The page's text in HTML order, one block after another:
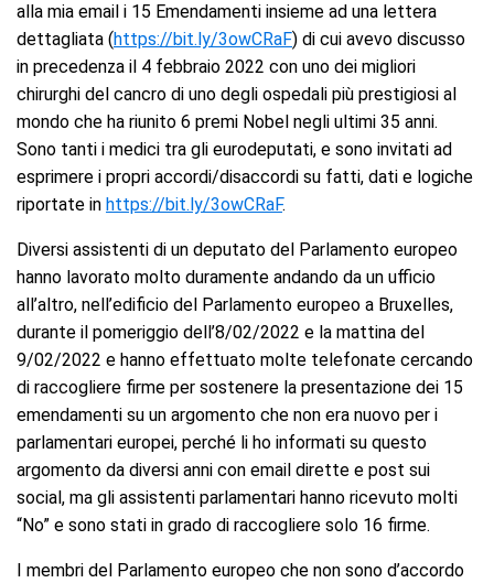
alla mia email i 15 Emendamenti insieme ad una lettera
dettagliata (https://bit.ly/3owCRaF) di cui avevo discusso
in precedenza il 4 febbraio 2022 con uno dei migliori
chirurghi del cancro di uno degli ospedali più prestigiosi al
mondo che ha riunito 6 premi Nobel negli ultimi 35 anni.
Sono tanti i medici tra gli eurodeputati, e sono invitati ad
esprimere i propri accordi/disaccordi su fatti, dati e logiche
riportate in https://bit.ly/3owCRaF.
Diversi assistenti di un deputato del Parlamento europeo
hanno lavorato molto duramente andando da un ufficio
all’altro, nell’edificio del Parlamento europeo a Bruxelles,
durante il pomeriggio dell’8/02/2022 e la mattina del
9/02/2022 e hanno effettuato molte telefonate cercando
di raccogliere firme per sostenere la presentazione dei 15
emendamenti su un argomento che non era nuovo per i
parlamentari europei, perché li ho informati su questo
argomento da diversi anni con email dirette e post sui
social, ma gli assistenti parlamentari hanno ricevuto molti
“No” e sono stati in grado di raccogliere solo 16 firme.
I membri del Parlamento europeo che non sono d’accordo